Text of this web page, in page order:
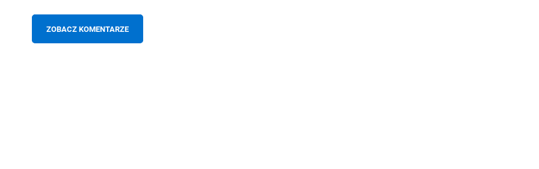
ZOBACZ KOMENTARZE